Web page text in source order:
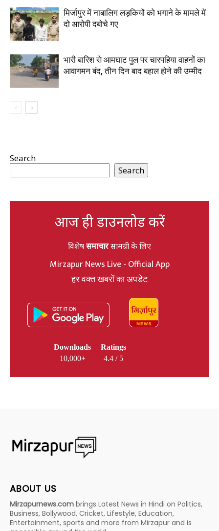
मिर्जापुर में नाबालिग लड़कियों को भगाने के मामले में
दो आरोपी दबोचे गए
भारी बारिश से आमघाट पुल पर चारपहिया वाहनों का
आवागमन बंद, तीन दिन बाद बहाल होने की उम्मीद
Search
Search
आज ही डाउनलोड करें
विशेषसमाचारसामग्री के लिए
Mirzapur News Live - Official App
हर वक्त खबरों का अपडेट
Downloads
10,000+
Ratings
4.4 / 5
ABOUT US
Mirzapurnews.com brings Latest News in Hindi on Politics,
Business, Bollywood, Cricket, Lifestyle, Education,
Entertainment, sports and more from Mirzapur and is